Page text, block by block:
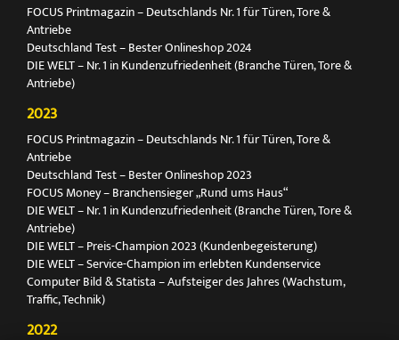
FOCUS Printmagazin – Deutschlands Nr. 1 für Türen, Tore &
Antriebe
Deutschland Test – Bester Onlineshop 2024
DIE WELT – Nr. 1 in Kundenzufriedenheit (Branche Türen, Tore &
Antriebe)
2023
FOCUS Printmagazin – Deutschlands Nr. 1 für Türen, Tore &
Antriebe
Deutschland Test – Bester Onlineshop 2023
FOCUS Money – Branchensieger „Rund ums Haus“
DIE WELT – Nr. 1 in Kundenzufriedenheit (Branche Türen, Tore &
Antriebe)
DIE WELT – Preis-Champion 2023 (Kundenbegeisterung)
DIE WELT – Service-Champion im erlebten Kundenservice
Computer Bild & Statista – Aufsteiger des Jahres (Wachstum,
Traffic, Technik)
2022